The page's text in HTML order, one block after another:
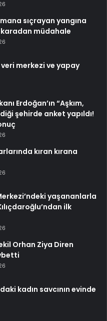
sıçrayan yangına
müdahale
merkezi ve yapay
Erdoğan’ın “Aşkım,
şehirde anket yapıldı!
kıran kırana
yaşananlarla
ilk
Orhan Ziya Diren
kadın savcının evinde